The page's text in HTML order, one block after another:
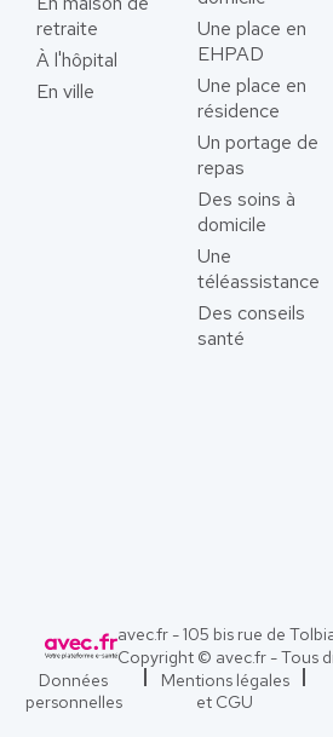
retraite
À l'hôpital
En ville
Une place en
EHPAD
Une place en
résidence
Un portage de
repas
Des soins à
domicile
Une
téléassistance
Des conseils
santé
avec.fr - 105 bis rue de
Copyright © avec.fr - Tous
Données
personnelles
Mentions légales
et CGU